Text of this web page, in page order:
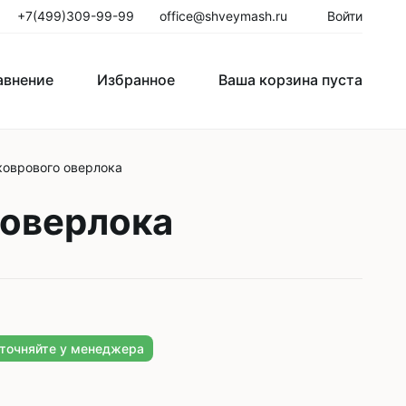
+7(499)309-99-99 office@shveymash.ru Войти
Избранное Ваша корзина пуста
стежка Колонковые швейные машины
Рукавные швейные машины
Петельные машины
оверлока
у менеджера